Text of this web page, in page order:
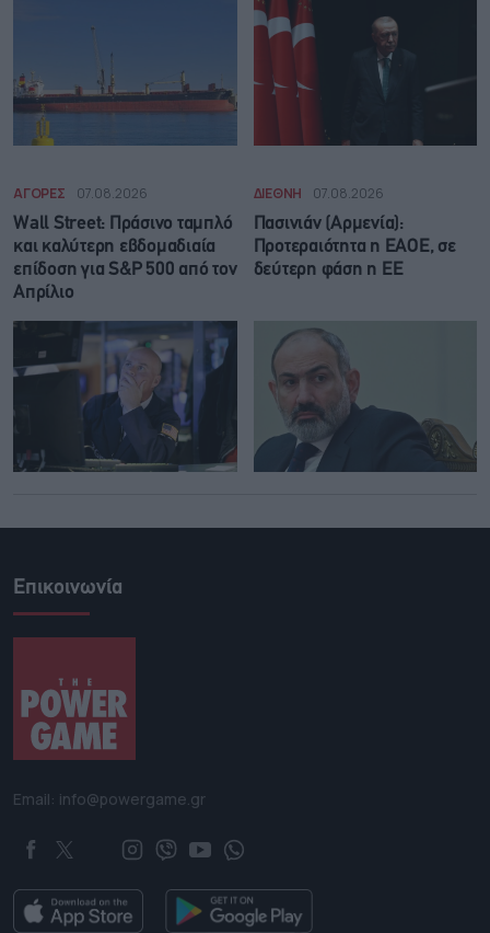
ΑΓΟΡΕΣ 07.08.2026
Wall Street: Πράσινο ταμπλό
και καλύτερη εβδομαδιαία
επίδοση για S&P 500 από τον
Απρίλιο
ΔΙΕΘΝΗ 07.08.2026
Πασινιάν (Αρμενία):
Προτεραιότητα η ΕΑΟΕ, σε
δεύτερη φάση η ΕΕ
Επικοινωνία
Email: info@powergame.gr